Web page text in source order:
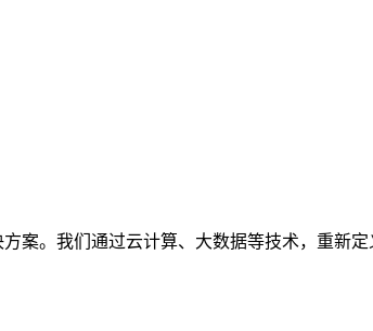
案。我们通过云计算、大数据等技术，重新定